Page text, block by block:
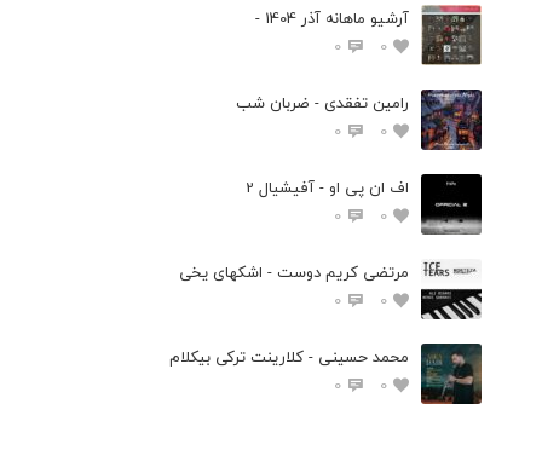
آرشیو ماهانه آذر 1404 -
0
0
رامین تفقدی - ضربان شب
0
0
اف ان پی او - آفیشیال 2
0
0
مرتضی کریم دوست - اشکهای یخی
0
0
محمد حسینی - کلارینت ترکی بیکلام
0
0